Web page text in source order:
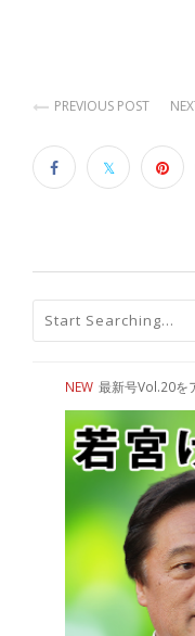
PREVIOUS POST
NEW 最新号Vol.20を